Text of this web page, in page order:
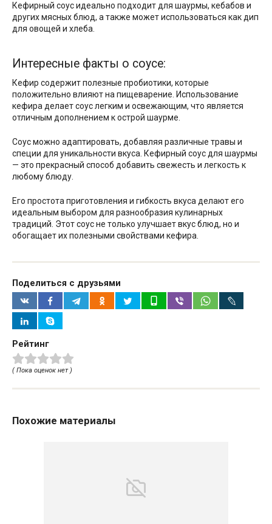
Кефирный соус идеально подходит для шаурмы, кебабов и
других мясных блюд, а также может использоваться как дип
для овощей и хлеба.
Интересные факты о соусе:
Кефир содержит полезные пробиотики, которые
положительно влияют на пищеварение. Использование
кефира делает соус легким и освежающим, что является
отличным дополнением к острой шаурме.
Соус можно адаптировать, добавляя различные травы и
специи для уникальности вкуса. Кефирный соус для шаурмы
— это прекрасный способ добавить свежесть и легкость к
любому блюду.
Его простота приготовления и гибкость вкуса делают его
идеальным выбором для разнообразия кулинарных
традиций. Этот соус не только улучшает вкус блюд, но и
обогащает их полезными свойствами кефира.
Поделиться с друзьями
Рейтинг
( Пока оценок нет )
Похожие материалы